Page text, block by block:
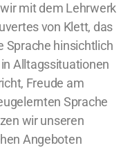
mit dem Lehrwerk
von Klett, das
Sprache hinsichtlich
Alltagssituationen
Freude am
Sprache
wir unseren
Angeboten